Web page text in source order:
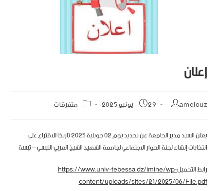
إعلان
amelouz 29 يونيو 2025
متفرقات
يعلن السيد مدير الجامعة عن تحديد يوم 02 جويلية 2025 تاريخا للاقتراع على
انتخابات إنشاء لجنة الحوار الاجتماعي لجامعة الشهيد الشيخ العربي التبسي – تبسة
رابط التحميلhttps://www.univ-tebessa.dz/imine/wp-
content/uploads/sites/21/2025/06/File.pdf